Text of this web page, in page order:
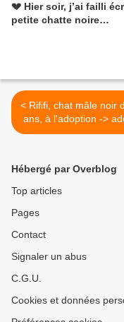
💔 Hier soir, j’ai failli
petite chatte noire…
< Rififi, chat mâle noir de 10
ans, à l'adoption ->
Hébergé par Overblog
Top articles
Pages
Contact
Signaler un abus
C.G.U.
Cookies et données